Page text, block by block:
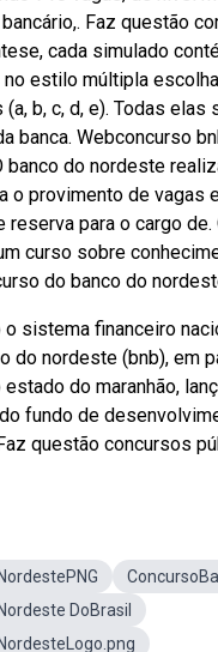
Faz questão
cada simulado
no estilo múltipla
b, c, d, e). Todas elas
banca. Webconcurso
banco do nordeste
o provimento de vagas
reserva para o cargo de.
curso sobre
do banco do
o sistema financeiro
do nordeste (bnb), em
do maranhão,
fundo de
questão concursos
DoBrasil